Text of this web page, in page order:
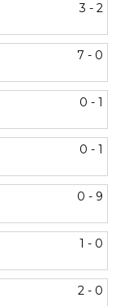
3 - 2
7 - 0
0 - 1
0 - 1
0 - 9
1 - 0
2 - 0